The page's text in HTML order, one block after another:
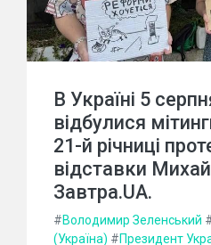
В Україні 5
відбулися
21-й річниці
відставки
Завтра.UA.
#Володимир Зеленський
(Україна) #Президент